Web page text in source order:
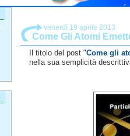
venerdì 19 aprile 2013
Come Gli Atomi
Il titolo del post "Come gli
nella sua semplicità